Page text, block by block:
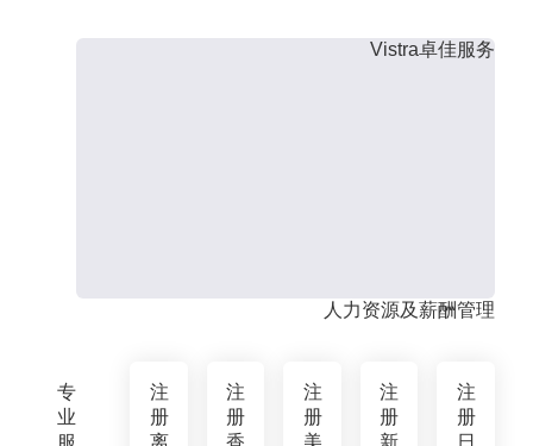
专
业
服
Vistra卓佳服务
人力资源及薪酬管理
注
册
离
注
册
香
注
册
美
注
册
新
注
册
日